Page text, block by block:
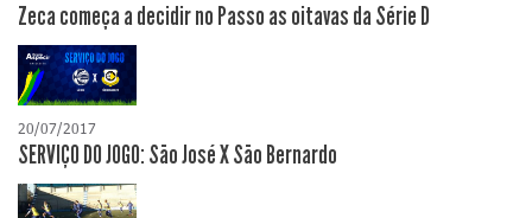
Zeca começa a decidir no Passo as oitavas da Série D
20/07/2017
SERVIÇO DO JOGO: São José X São Bernardo